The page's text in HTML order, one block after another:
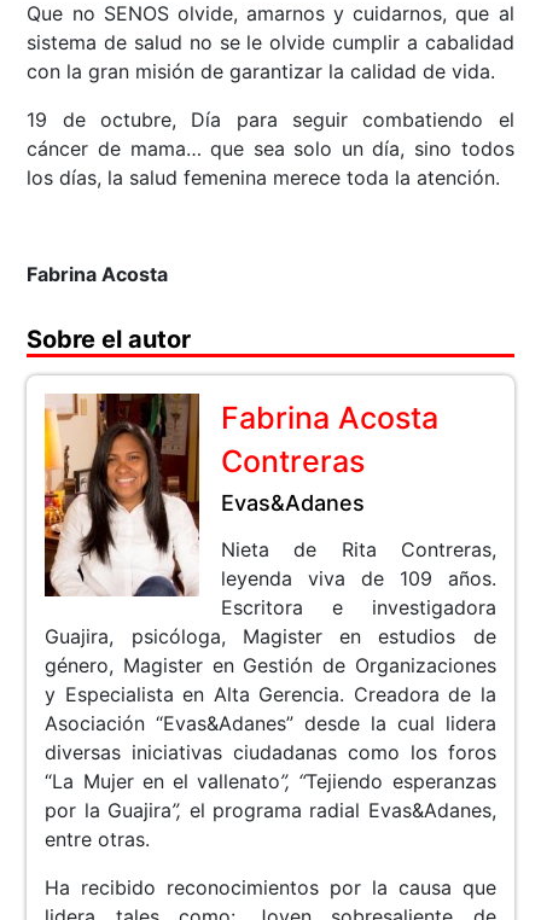
Que no SENOS olvide, amarnos y cuidarnos, que al
sistema de salud no se le olvide cumplir a cabalidad
con la gran misión de garantizar la calidad de vida.
19 de octubre, Día para seguir combatiendo el
cáncer de mama… que sea solo un día, sino todos
los días, la salud femenina merece toda la atención.
Fabrina Acosta
Sobre el autor
Fabrina Acosta
Contreras
Evas&Adanes
Nieta de Rita Contreras,
leyenda viva de 109 años.
Escritora e investigadora
Guajira, psicóloga, Magister en estudios de
género, Magister en Gestión de Organizaciones
y Especialista en Alta Gerencia. Creadora de la
Asociación “Evas&Adanes” desde la cual lidera
diversas iniciativas ciudadanas como los foros
“La Mujer en el vallenato”, “Tejiendo esperanzas
por la Guajira”, el programa radial Evas&Adanes,
entre otras.
Ha recibido reconocimientos por la causa que